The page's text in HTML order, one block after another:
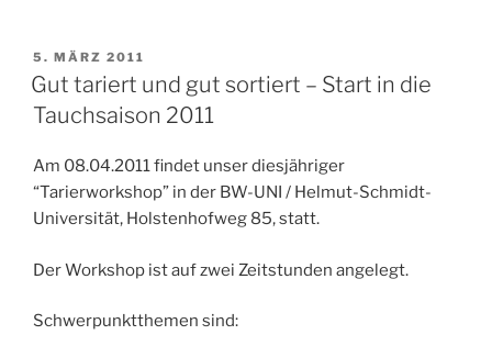
VERÖFFENTLICHT
AM
5. MÄRZ 2011
Gut tariert und gut sortiert – Start in die
Tauchsaison 2011
Am 08.04.2011 findet unser diesjähriger
“Tarierworkshop” in der BW-UNI / Helmut-Schmidt-
Universität, Holstenhofweg 85, statt.
Der Workshop ist auf zwei Zeitstunden angelegt.
Schwerpunktthemen sind: